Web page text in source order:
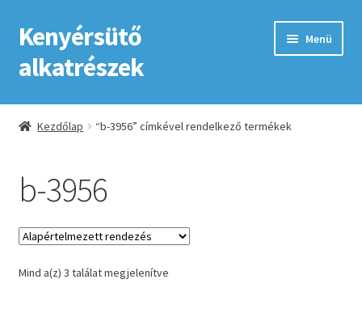
Ugrás
a
navigációhoz
Kilépés
a
tartalomba
Kenyérsütő
alkatrészek
Menü
Kezdőlap
ÁSZF
Fiókom
GYIK
Kezdőlap “b-3956” címkével rendelkező termékek
b-3956
Mind a(z) 3 találat megjelenítve